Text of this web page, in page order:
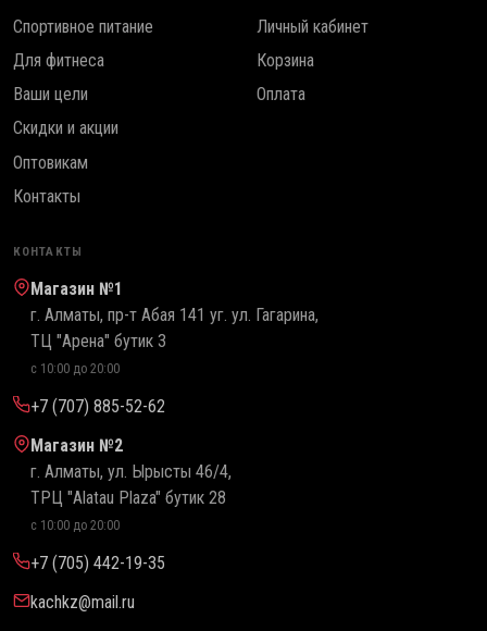
Спортивное питание
Для фитнеса
Ваши цели
Скидки и акции
Оптовикам
Контакты
Личный кабинет
Корзина
Оплата
КОНТАКТЫ
Магазин №1
г. Алматы, пр-т Абая 141 уг. ул. Гагарина,
ТЦ "Арена" бутик 3
с 10:00 до 20:00
+7 (707) 885-52-62
Магазин №2
г. Алматы, ул. Ырысты 46/4,
ТРЦ "Alatau Plaza" бутик 28
с 10:00 до 20:00
+7 (705) 442-19-35
kachkz@mail.ru